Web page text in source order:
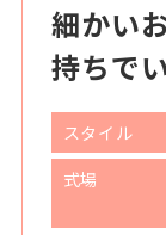
細かい
持ちで
スタイル
式場